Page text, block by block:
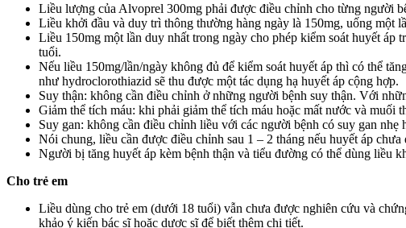
Liều lượng của Alvoprel 300mg phải được điều chỉnh cho từng người
Liều khởi đầu và duy trì thông thường hàng ngày là 150mg, uống một
Liều 150mg một lần duy nhất trong ngày cho phép kiểm soát huyết
tuổi.
Nếu liều 150mg/lần/ngày không đủ để kiểm soát huyết áp thì có thể
như hydroclorothiazid sẽ thu được một tác dụng hạ huyết áp cộng hợp.
Suy thận: không cần điều chỉnh ở những người bệnh suy thận. Với
Giảm thể tích máu: khi phải giảm thể tích máu hoặc mất nước và
Suy gan: không cần điều chỉnh liều với các người bệnh có suy gan
Nói chung, liều cần được điều chỉnh sau 1 – 2 tháng nếu huyết áp
Người bị tăng huyết áp kèm bệnh thận và tiểu đường có thể dùng liều
Cho trẻ em
Liều dùng cho trẻ em (dưới 18 tuổi) vẫn chưa được nghiên cứu và
khảo ý kiến bác sĩ hoặc dược sĩ để biết thêm chi tiết.